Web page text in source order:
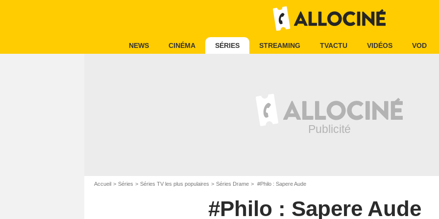
NEWS CINÉMA SÉRIES STREAMING TVACTU VIDÉOS VOD
Accueil Séries Séries TV les plus populaires Séries Drame #Philo : Sapere Aude
#Philo : Sapere Aude